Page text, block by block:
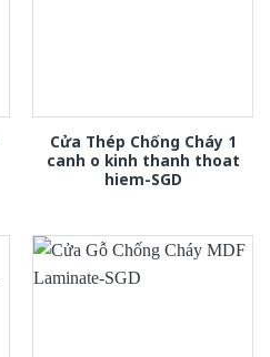
Cửa Thép Chống Cháy 1
canh o kinh thanh thoat
hiem-SGD